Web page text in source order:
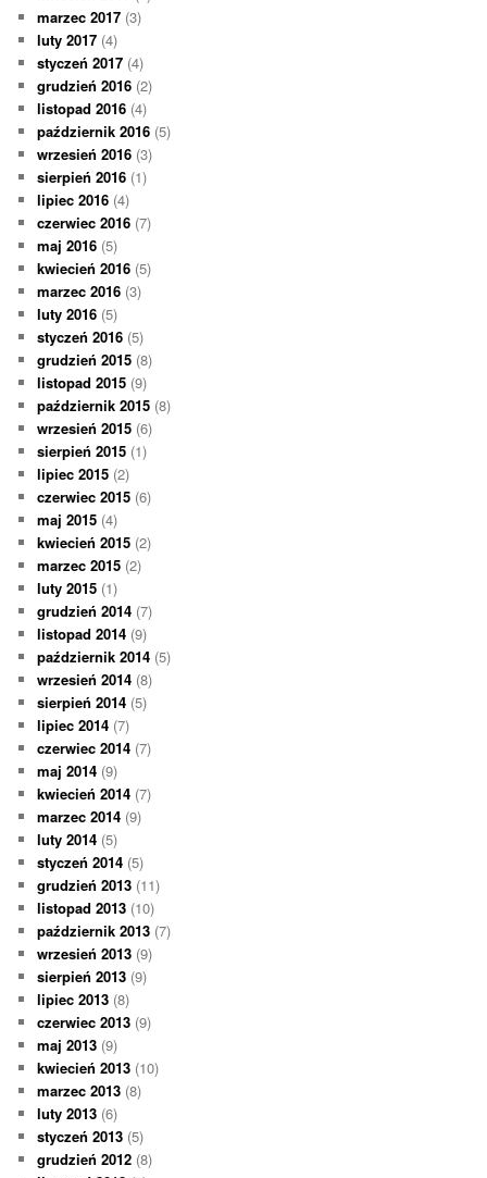
marzec 2017 (3)
luty 2017 (4)
styczeń 2017 (4)
grudzień 2016 (2)
listopad 2016 (4)
październik 2016 (5)
wrzesień 2016 (3)
sierpień 2016 (1)
lipiec 2016 (4)
czerwiec 2016 (7)
maj 2016 (5)
kwiecień 2016 (5)
marzec 2016 (3)
luty 2016 (5)
styczeń 2016 (5)
grudzień 2015 (8)
listopad 2015 (9)
październik 2015 (8)
wrzesień 2015 (6)
sierpień 2015 (1)
lipiec 2015 (2)
czerwiec 2015 (6)
maj 2015 (4)
kwiecień 2015 (2)
marzec 2015 (2)
luty 2015 (1)
grudzień 2014 (7)
listopad 2014 (9)
październik 2014 (5)
wrzesień 2014 (8)
sierpień 2014 (5)
lipiec 2014 (7)
czerwiec 2014 (7)
maj 2014 (9)
kwiecień 2014 (7)
marzec 2014 (9)
luty 2014 (5)
styczeń 2014 (5)
grudzień 2013 (11)
listopad 2013 (10)
październik 2013 (7)
wrzesień 2013 (9)
sierpień 2013 (9)
lipiec 2013 (8)
czerwiec 2013 (9)
maj 2013 (9)
kwiecień 2013 (10)
marzec 2013 (8)
luty 2013 (6)
styczeń 2013 (5)
grudzień 2012 (8)